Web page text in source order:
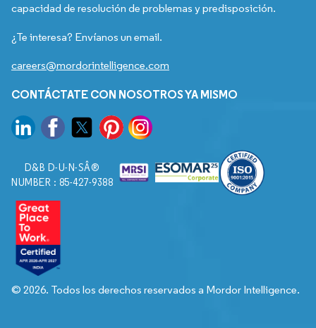
capacidad de resolución de problemas y predisposición.
¿Te interesa? Envíanos un email.
careers@mordorintelligence.com
CONTÁCTATE CON NOSOTROS YA MISMO
D&B D-U-N-SÂ®
NUMBER : 85-427-9388
© 2026. Todos los derechos reservados a Mordor Intelligence.